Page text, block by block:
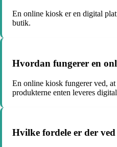
En online kiosk er en digital
butik.
Hvordan fungerer en
En online kiosk fungerer ved,
produkterne enten leveres
Hvilke fordele er der